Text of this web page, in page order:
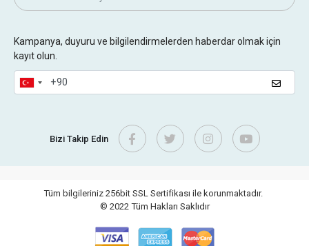
Kampanya, duyuru ve bilgilendirmelerden haberdar olmak için
kayıt olun.
Bizi Takip Edin
Tüm bilgileriniz 256bit SSL Sertifikası ile korunmaktadır.
© 2022 Tüm Hakları Saklıdır